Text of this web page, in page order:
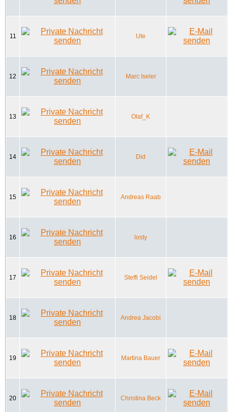
11 Ute
12 Marc Iseler
13 Olaf_K
14 Did
15 Andreas Raab
16 losty
17 Steffi Seidel
18 Andrea Jacobi
19 Martina Bauer
20 Christina Beck